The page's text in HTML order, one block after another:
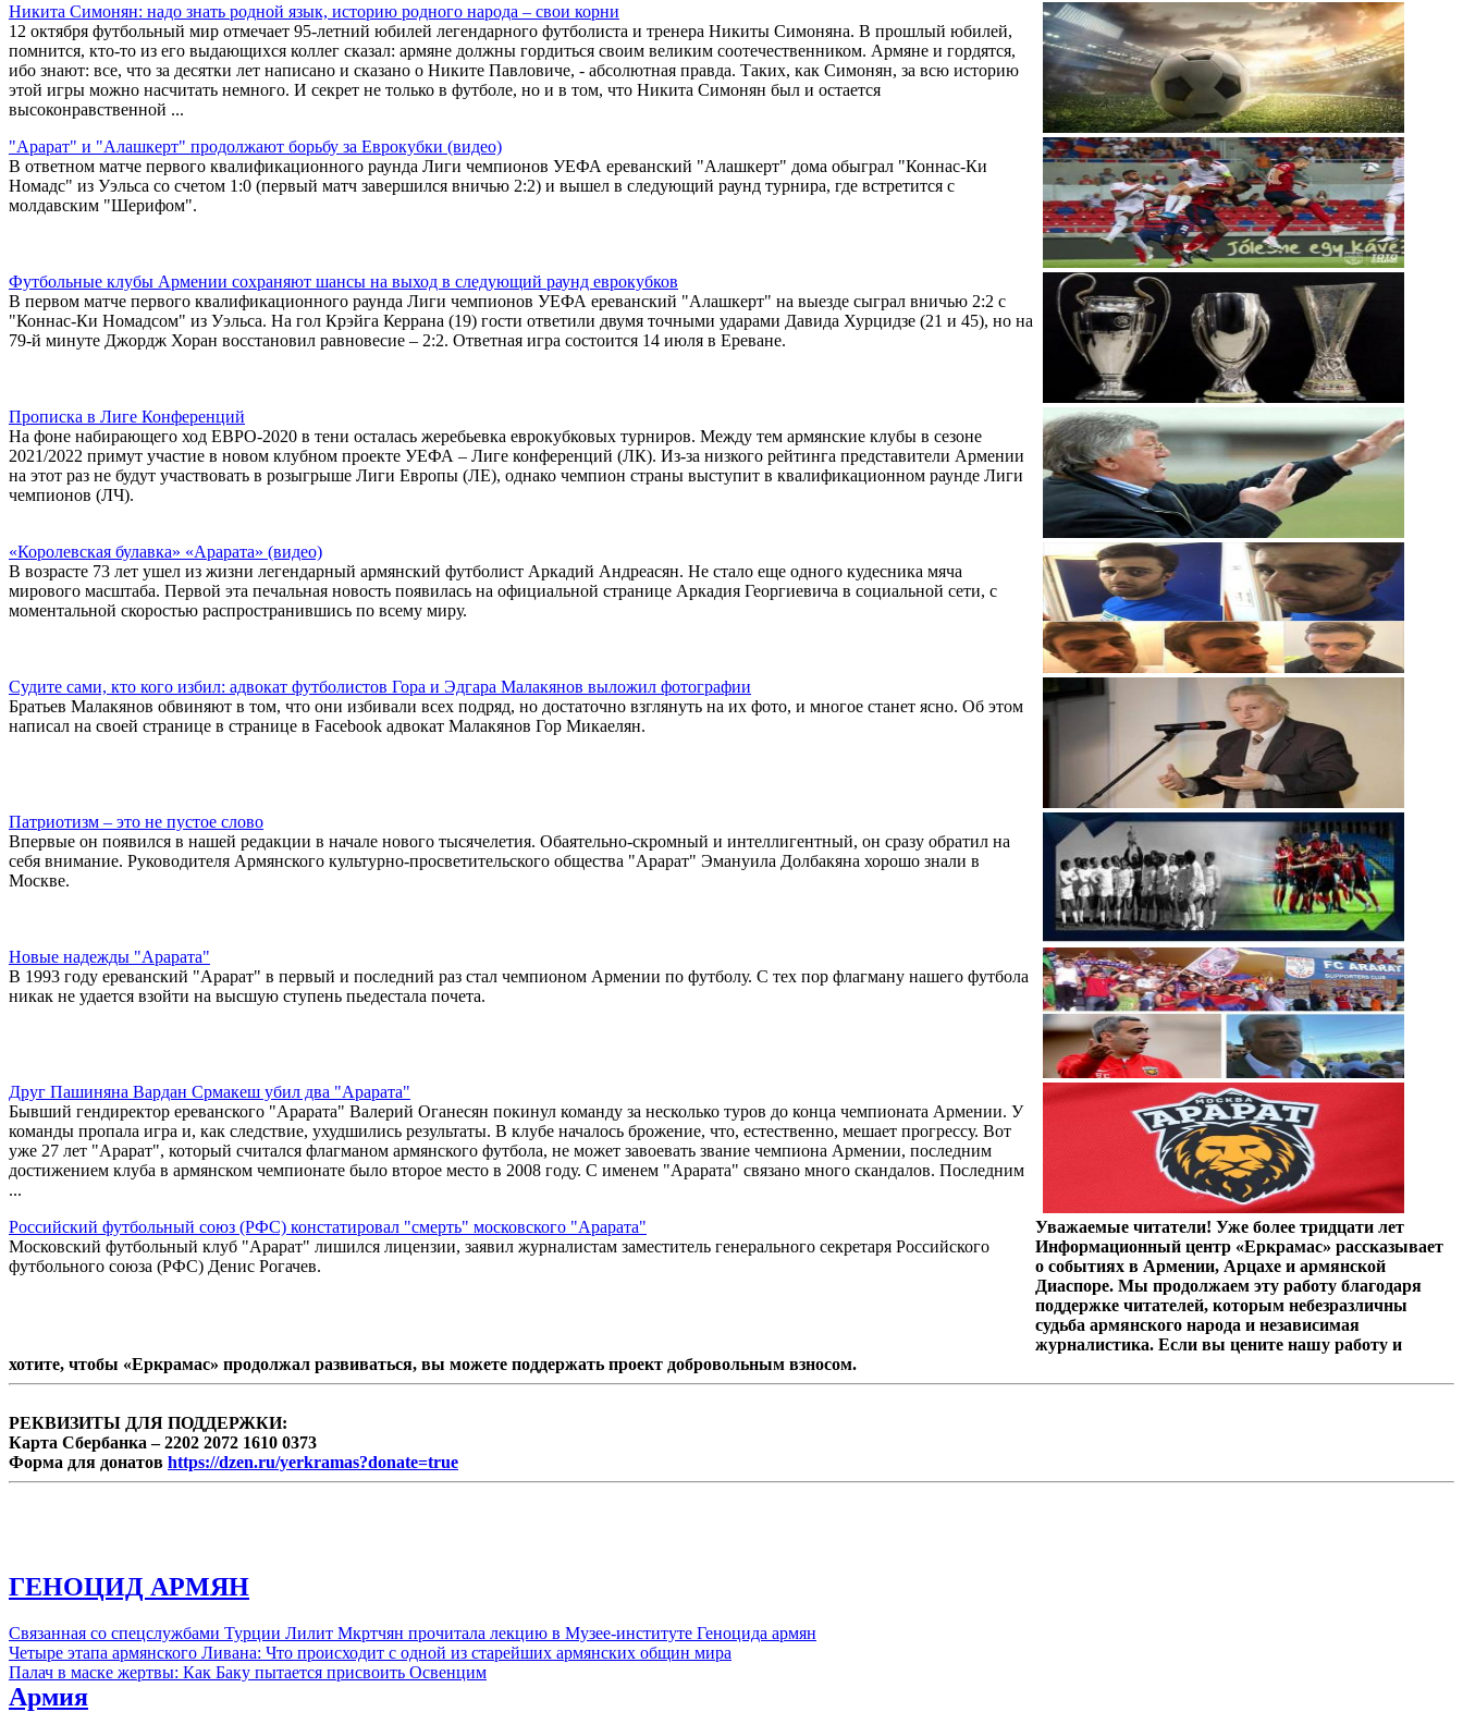
Никита Симонян: надо знать родной язык, историю родного народа – свои корни
12 октября футбольный мир отмечает 95-летний юбилей легендарного футболиста и тренера Никиты Симоняна. В прошлый юбилей,
помнится, кто-то из его выдающихся коллег сказал: армяне должны гордиться своим великим соотечественником. Армяне и гордятся,
ибо знают: все, что за десятки лет написано и сказано о Никите Павловиче, - абсолютная правда. Таких, как Симонян, за всю историю
этой игры можно насчитать немного. И секрет не только в футболе, но и в том, что Никита Симонян был и остается
высоконравственной ...
"Арарат" и "Алашкерт" продолжают борьбу за Еврокубки (видео)
В ответном матче первого квалификационного раунда Лиги чемпионов УЕФА ереванский "Алашкерт" дома обыграл "Коннас-Ки
Номадс" из Уэльса со счетом 1:0 (первый матч завершился вничью 2:2) и вышел в следующий раунд турнира, где встретится с
молдавским "Шерифом".
Футбольные клубы Армении сохраняют шансы на выход в следующий раунд еврокубков
В первом матче первого квалификационного раунда Лиги чемпионов УЕФА ереванский "Алашкерт" на выезде сыграл вничью 2:2 с
"Коннас-Ки Номадсом" из Уэльса. На гол Крэйга Керрана (19) гости ответили двумя точными ударами Давида Хурцидзе (21 и 45), но на
79-й минуте Джордж Хоран восстановил равновесие – 2:2. Ответная игра состоится 14 июля в Ереване.
Прописка в Лиге Конференций
На фоне набирающего ход ЕВРО-2020 в тени осталась жеребьевка еврокубковых турниров. Между тем армянские клубы в сезоне
2021/2022 примут участие в новом клубном проекте УЕФА – Лиге конференций (ЛК). Из-за низкого рейтинга представители Армении
на этот раз не будут участвовать в розыгрыше Лиги Европы (ЛЕ), однако чемпион страны выступит в квалификационном раунде Лиги
чемпионов (ЛЧ).
«Королевская булавка» «Арарата» (видео)
В возрасте 73 лет ушел из жизни легендарный армянский футболист Аркадий Андреасян. Не стало еще одного кудесника мяча
мирового масштаба. Первой эта печальная новость появилась на официальной странице Аркадия Георгиевича в социальной сети, с
моментальной скоростью распространившись по всему миру.
Судите сами, кто кого избил: адвокат футболистов Гора и Эдгара Малакянов выложил фотографии
Братьев Малакянов обвиняют в том, что они избивали всех подряд, но достаточно взглянуть на их фото, и многое станет ясно. Об этом
написал на своей странице в странице в Facebook адвокат Малакянов Гор Микаелян.
Патриотизм – это не пустое слово
Впервые он появился в нашей редакции в начале нового тысячелетия. Обаятельно-скромный и интеллигентный, он сразу обратил на
себя внимание. Руководителя Армянского культурно-просветительского общества "Арарат" Эмануила Долбакяна хорошо знали в
Москве.
Новые надежды "Арарата"
В 1993 году ереванский "Арарат" в первый и последний раз стал чемпионом Армении по футболу. С тех пор флагману нашего футбола
никак не удается взойти на высшую ступень пьедестала почета.
Друг Пашиняна Вардан Срмакеш убил два "Арарата"
Бывший гендиректор ереванского "Арарата" Валерий Оганесян покинул команду за несколько туров до конца чемпионата Армении. У
команды пропала игра и, как следствие, ухудшились результаты. В клубе началось брожение, что, естественно, мешает прогрессу. Вот
уже 27 лет "Арарат", который считался флагманом армянского футбола, не может завоевать звание чемпиона Армении, последним
достижением клуба в армянском чемпионате было второе место в 2008 году. С именем "Арарата" связано много скандалов. Последним
...
Российский футбольный союз (РФС) констатировал "смерть" московского "Арарата"
Московский футбольный клуб "Арарат" лишился лицензии, заявил журналистам заместитель генерального секретаря Российского
футбольного союза (РФС) Денис Рогачев.
Уважаемые читатели! Уже более тридцати лет
Информационный центр «Еркрамас» рассказывает
о событиях в Армении, Арцахе и армянской
Диаспоре. Мы продолжаем эту работу благодаря
поддержке читателей, которым небезразличны
судьба армянского народа и независимая
журналистика. Если вы цените нашу работу и
хотите, чтобы «Еркрамас» продолжал развиваться, вы можете поддержать проект добровольным взносом.
РЕКВИЗИТЫ ДЛЯ ПОДДЕРЖКИ:
Карта Сбербанка – 2202 2072 1610 0373
Форма для донатов https://dzen.ru/yerkramas?donate=true
ГЕНОЦИД АРМЯН
Связанная со спецслужбами Турции Лилит Мкртчян прочитала лекцию в Музее-институте Геноцида армян
Четыре этапа армянского Ливана: Что происходит с одной из старейших армянских общин мира
Палач в маске жертвы: Как Баку пытается присвоить Освенцим
Армия